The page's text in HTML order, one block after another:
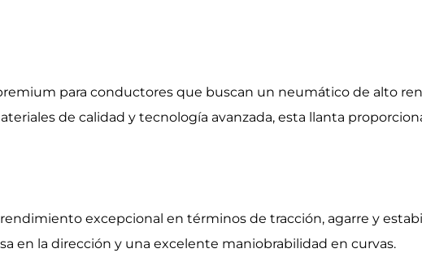
premium para conductores que buscan un neumático de alto
de calidad y tecnología avanzada, esta llanta
excepcional en términos de tracción, agarre y
en la dirección y una excelente maniobrabilidad en curvas.